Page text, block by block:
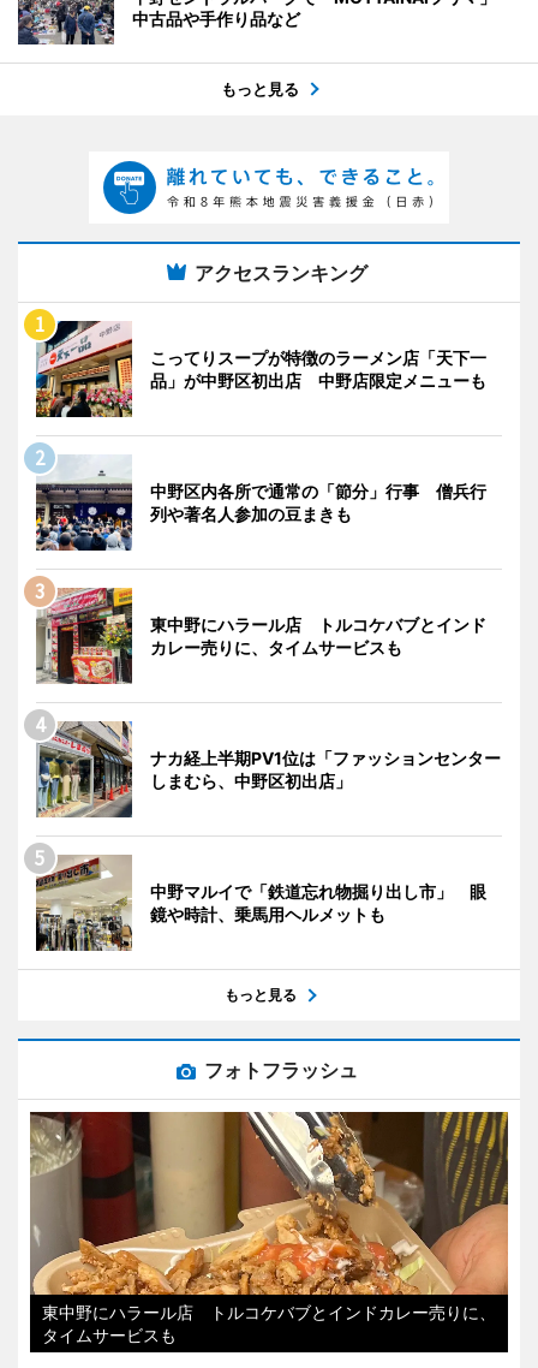
中古品や手作り品など
もっと見る
アクセスランキング
こってりスープが特徴のラーメン店「天下一
品」が中野区初出店 中野店限定メニューも
中野区内各所で通常の「節分」行事 僧兵行
列や著名人参加の豆まきも
東中野にハラール店 トルコケバブとインド
カレー売りに、タイムサービスも
ナカ経上半期PV1位は「ファッションセンター
しまむら、中野区初出店」
中野マルイで「鉄道忘れ物掘り出し市」 眼
鏡や時計、乗馬用ヘルメットも
もっと見る
フォトフラッシュ
東中野にハラール店 トルコケバブとインドカレー売りに、
タイムサービスも